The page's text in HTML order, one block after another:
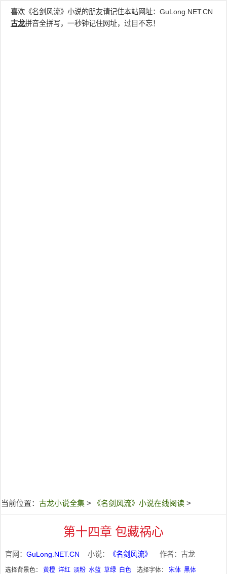
喜欢《名剑风流》小说的朋友请记住本站网址： GuLong.NET.CN
古龙拼音全拼写，一秒钟记住网址，过目不忘！
当前位置： 古龙小说全集 > 《名剑风流》小说在线阅读 >
第十四章 包藏祸心
官网： GuLong.NET.CN 小说： 《名剑风流》 作者：古龙
选择背景色： 黄橙 洋红 淡粉 水蓝 草绿 白色 选择字体： 宋体 黑体